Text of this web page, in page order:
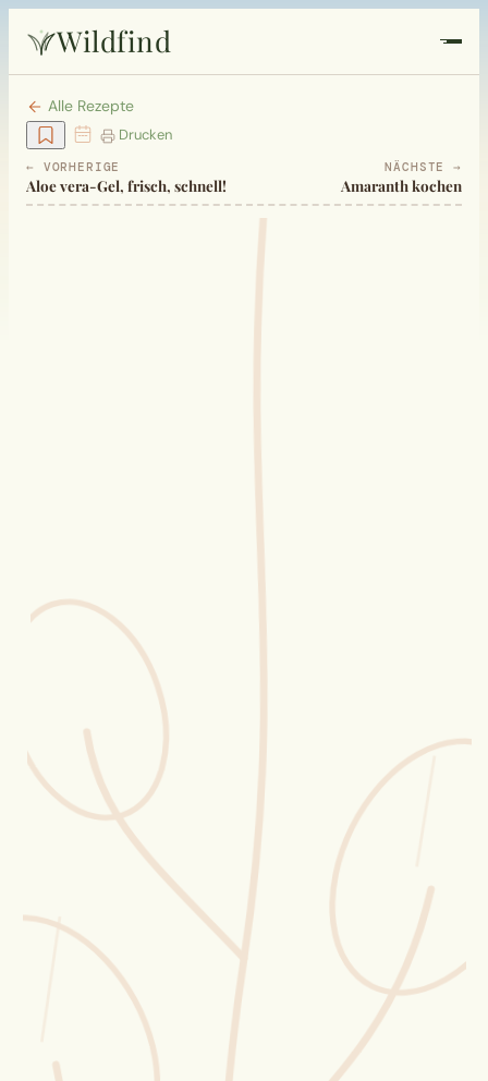
Wildfind
Startseite
Pflanzen
Blüten-Finder
Phänologie-Radar
Vogelstimmen
Gartenplaner
Düngeberater
Challenges
Wusstest du?
Sammlungen
Alle Rezepte
Drucken
← VORHERIGE
Aloe vera-Gel, frisch, schnell!
NÄCHSTE →
Amaranth kochen